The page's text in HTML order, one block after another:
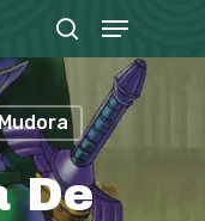
search
Menu
De
Close